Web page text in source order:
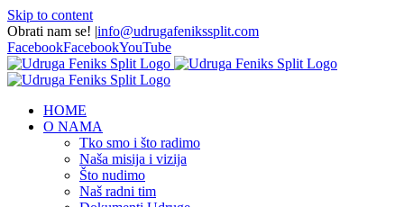
Skip to content
Obrati nam se! |info@udrugafenikssplit.com
FacebookFacebookYouTube
HOME
O NAMA
Tko smo i što radimo
Naša misija i vizija
Što nudimo
Naš radni tim